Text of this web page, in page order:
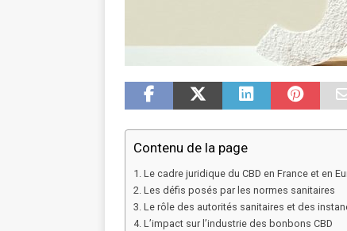
Contenu de la page
Le cadre juridique du CBD en France et en
Les défis posés par les normes sanitaires
Le rôle des autorités sanitaires et des
L’impact sur l’industrie des bonbons CBD